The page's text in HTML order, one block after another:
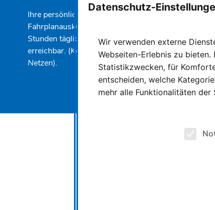
Ihre persönliche und telefonische
Fahrplanauskunft für Bus & Bahn in NRW. 24
Stunden täglich, sieben Tage die Woche
erreichbar. (Kostenfrei aus allen deutschen
Netzen).
Datenschutz-
Wir verwenden externe
Webseiten-Erlebnis zu
Statistikzwecken, für
entscheiden, welche
mehr alle Funktionalitäten